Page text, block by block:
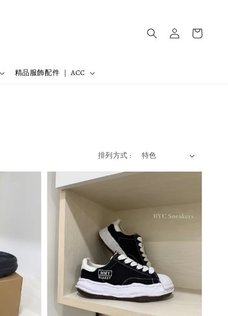
精品服飾配件 ｜ ACC
排列方式 :